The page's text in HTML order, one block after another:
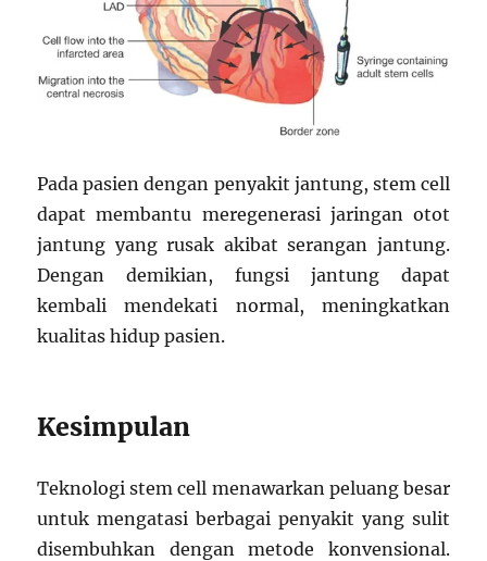
Pada pasien dengan penyakit jantung, stem cell
dapat membantu meregenerasi jaringan otot
jantung yang rusak akibat serangan jantung.
Dengan demikian, fungsi jantung dapat
kembali mendekati normal, meningkatkan
kualitas hidup pasien.
Kesimpulan
Teknologi stem cell menawarkan peluang besar
untuk mengatasi berbagai penyakit yang sulit
disembuhkan dengan metode konvensional.